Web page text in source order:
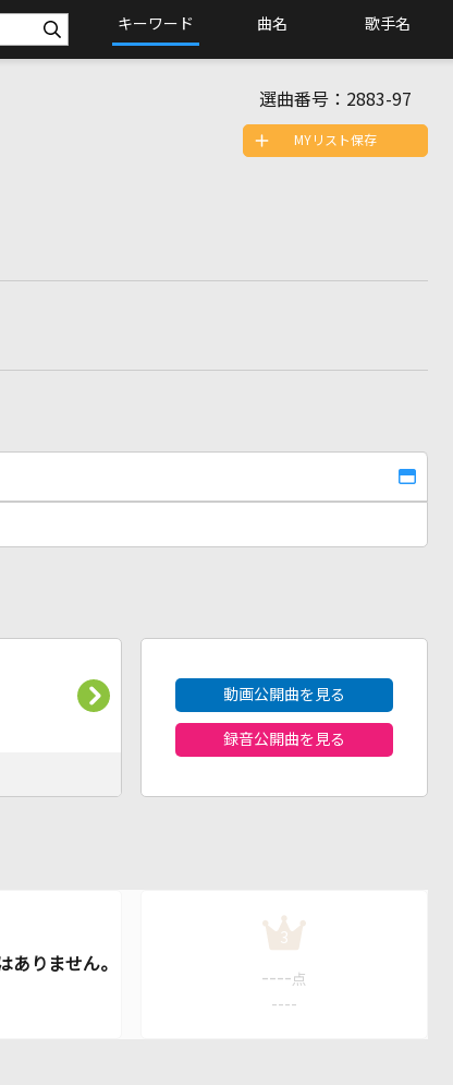
キーワード 曲名 歌手名
選曲番号： 2883-97
MYリスト保存
動画公開曲を見る
録音公開曲を見る
3
---- 点
----